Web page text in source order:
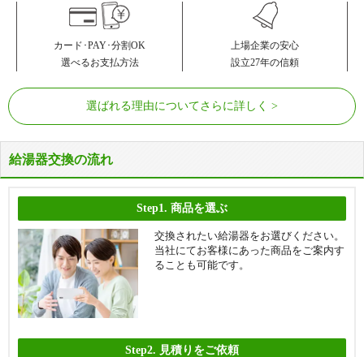
カード･PAY･分割OK
選べるお支払方法
上場企業の安心
設立27年の信頼
選ばれる理由についてさらに詳しく
給湯器交換の流れ
Step1. 商品を選ぶ
交換されたい給湯器をお選びください。
当社にてお客様にあった商品をご案内す
ることも可能です。
Step2. 見積りをご依頼